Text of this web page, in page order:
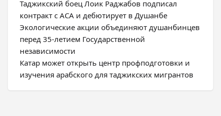
Таджикский боец Лоик Раджабов подписал
контракт с ACA и дебютирует в Душанбе
Экологические акции объединяют душанбинцев
перед 35-летием Государственной
независимости
Катар может открыть центр профподготовки и
изучения арабского для таджикских мигрантов